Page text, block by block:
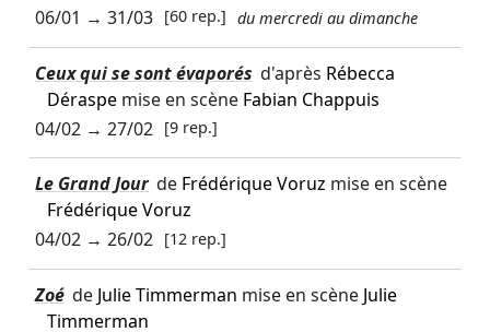
06/01 → 31/03 [60 rep.] du mercredi au dimanche
Ceux qui se sont évaporés d'après Rébecca
Déraspemise en scène Fabian Chappuis
04/02→ 27/02 [9 rep.]
Le Grand Jour de Frédérique Voruz mise en scène
Frédérique Voruz
04/02→ 26/02 [12 rep.]
Zoé de Julie Timmerman mise en scène Julie
Timmerman